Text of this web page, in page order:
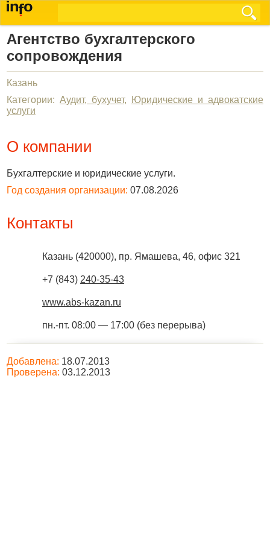
Агентство бухгалтерского
сопровождения
Казань
Категории: Аудит, бухучет,
Юридические и адвокатские
услуги
О компании
Бухгалтерские и юридические услуги.
Год создания организации: 07.08.2026
Контакты
Казань (420000), пр. Ямашева, 46, офис 321
+7 (843) 240-35-43
www.abs-kazan.ru
пн.-пт. 08:00 — 17:00 (без перерыва)
Добавлена: 18.07.2013
Проверена: 03.12.2013